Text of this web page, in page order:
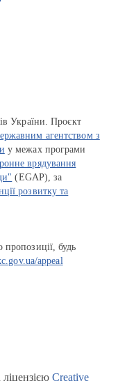
України. Проєкт
агентством з
у межах програми
врядування
(EGAP), за
розвитку та
будь
appeal
Creative